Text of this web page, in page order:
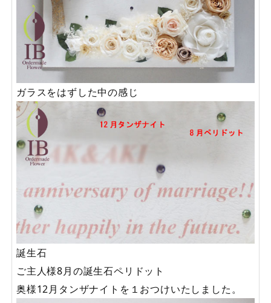
ガラスをはずした中の感じ
誕生石
ご主人様8月の誕生石ペリドット
奥様12月タンザナイトを１おつけいたしました。